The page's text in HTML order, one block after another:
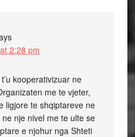
2:28 pm
kooperativizuar ne
me te vjeter,
ligjore te shqiptareve ne
nje nivel me te ulte se
e njohur nga Shteti